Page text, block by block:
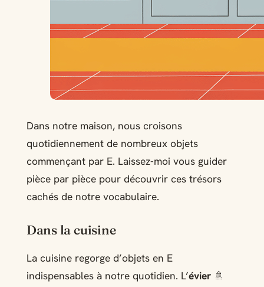
Dans notre maison, nous croisons
quotidiennement de nombreux objets
commençant par E. Laissez-moi vous guider
pièce par pièce pour découvrir ces trésors
cachés de notre vocabulaire.
Dans la cuisine
La cuisine regorge d’objets en E
indispensables à notre quotidien. L’évier🚿